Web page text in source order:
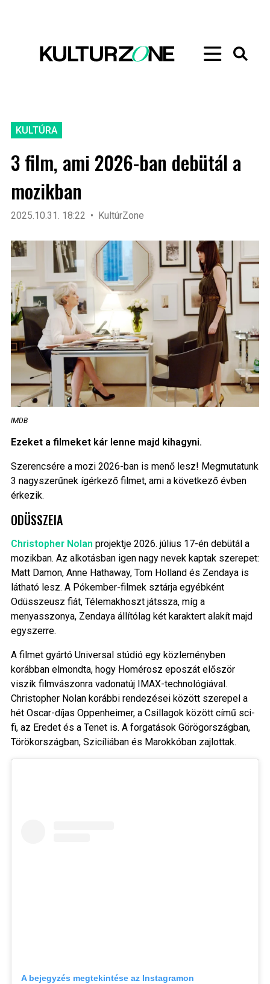
KULTÚRA
3 film, ami 2026-ban debütál a
mozikban
2025.10.31. 18:22 KultúrZone
IMDB
Ezeket a filmeket kár lenne majd kihagyni.
Szerencsére a mozi 2026-ban is menő lesz! Megmutatunk
3 nagyszerűnek ígérkező filmet, ami a következő évben
érkezik.
ODÜSSZEIA
Christopher Nolan projektje 2026. július 17-én debütál a
mozikban. Az alkotásban igen nagy nevek kaptak szerepet:
Matt Damon, Anne Hathaway, Tom Holland és Zendaya is
látható lesz. A Pókember-filmek sztárja egyébként
Odüsszeusz fiát, Télemakhoszt játssza, míg a
menyasszonya, Zendaya állítólag két karaktert alakít majd
egyszerre.
A filmet gyártó Universal stúdió egy közleményben
korábban elmondta, hogy Homérosz eposzát először
viszik filmvászonra vadonatúj IMAX-technológiával.
Christopher Nolan korábbi rendezései között szerepel a
hét Oscar-díjas Oppenheimer, a Csillagok között című sci-
fi, az Eredet és a Tenet is. A forgatások Görögországban,
Törökországban, Szicíliában és Marokkóban zajlottak.
A bejegyzés megtekintése az Instagramon